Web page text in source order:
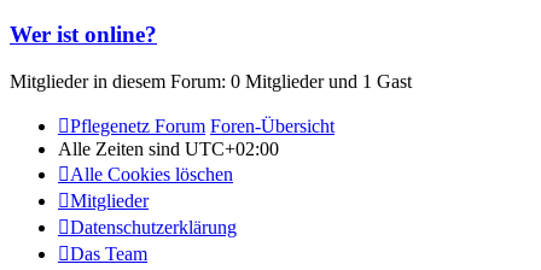
Wer ist online?
Mitglieder in diesem Forum: 0 Mitglieder und 1 Gast
Pflegenetz Forum Foren-Übersicht
Alle Zeiten sind UTC+02:00
Alle Cookies löschen
Mitglieder
Datenschutzerklärung
Das Team